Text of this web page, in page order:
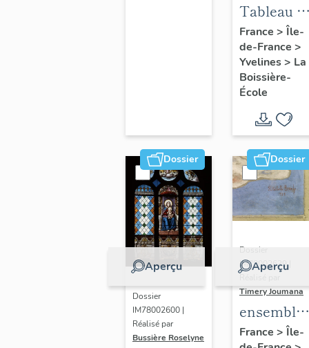
Tableau :
Olympe
Hériot (2)
France > Île-
de-France >
Yvelines> La
Boissière-
École
Dossier
Aperçu
Dossier
IM78002600 |
Réalisé par
Bussière Roselyne
Dossier
Aperçu
Dossier
IM78002639 |
Timery Joumana
ensemble
de cinq
France > Île-